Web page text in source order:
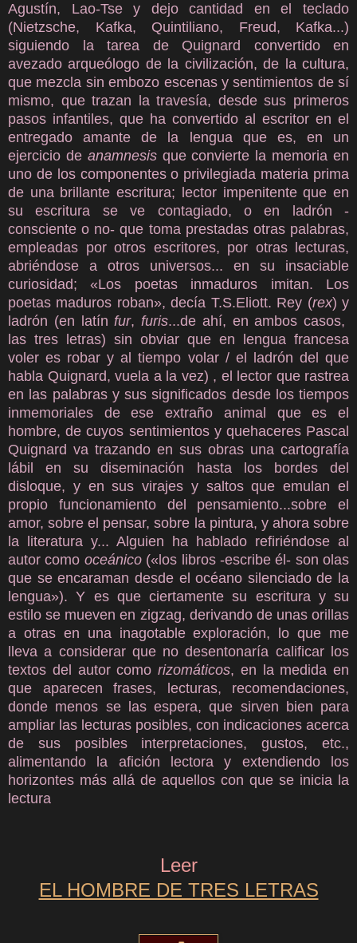
Agustín, Lao-Tse y dejo cantidad en el teclado
(Nietzsche, Kafka, Quintiliano, Freud, Kafka...)
siguiendo la tarea de Quignard convertido en
avezado arqueólogo de la civilización, de la cultura,
que mezcla sin embozo escenas y sentimientos de sí
mismo, que trazan la travesía, desde sus primeros
pasos infantiles, que ha convertido al escritor en el
entregado amante de la lengua que es, en un
ejercicio de anamnesisque convierte la memoria en
uno de los componentes o privilegiada materia prima
de una brillante escritura; lector impenitente que en
su escritura se ve contagiado, o en ladrón -
consciente o no- que toma prestadas otras palabras,
empleadas por otros escritores, por otras lecturas,
abriéndose a otros universos... en su insaciable
curiosidad; «Los poetas inmaduros imitan. Los
poetas maduros roban», decía T.S.Eliott. Rey (rex) y
ladrón (en latínfur, furis...de ahí, en ambos casos,
las tres letras) sin obviar que en lengua francesa
voler es robar y al tiempo volar / el ladrón del que
habla Quignard, vuela a la vez) , el lector que rastrea
en las palabras y sus significados desde los tiempos
inmemoriales de ese extraño animal que es el
hombre, de cuyos sentimientos y quehaceres Pascal
Quignard va trazando en sus obras una cartografía
lábil en su diseminación hasta los bordes del
disloque, y en sus virajes y saltos que emulan el
propio funcionamiento del pensamiento...sobre el
amor, sobre el pensar, sobre la pintura, y ahora sobre
la literatura y... Alguien ha hablado refiriéndose al
autor como oceánico(«los libros -escribe él- son olas
que se encaraman desde el océano silenciado de la
lengua»). Y es que ciertamente su escritura y su
estilo se mueven en zigzag, derivando de unas orillas
a otras en una inagotable exploración, lo que me
lleva a considerar que no desentonaría calificar los
textos del autor como rizomáticos, en la medida en
que aparecen frases, lecturas, recomendaciones,
donde menos se las espera, que sirven bien para
ampliar las lecturas posibles, con indicaciones acerca
de sus posibles interpretaciones, gustos, etc.,
alimentando la afición lectora y extendiendo los
horizontes más allá de aquellos con que se inicia la
lectura
Leer
EL HOMBRE DE TRES LETRAS